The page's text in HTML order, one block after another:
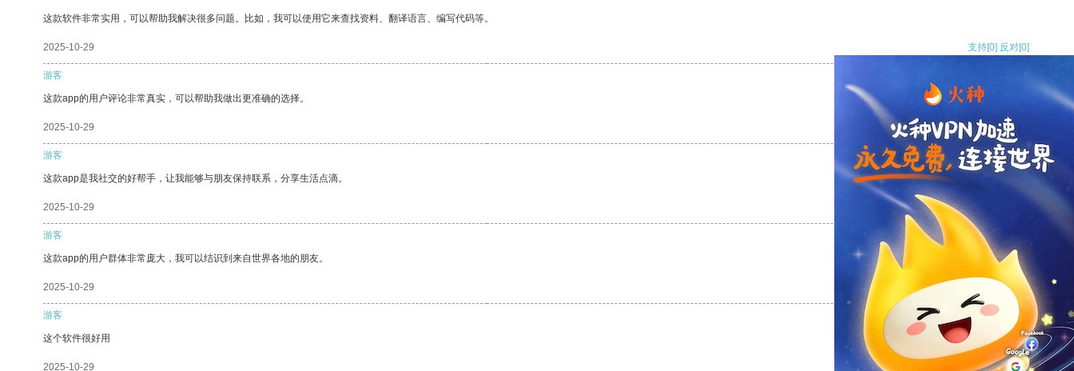
这款软件非常实用，可以帮助我解决很多问题。比如，我可以使用它来查找资料、翻译语言、编写代码等。
2025-10-29 支持[0] 反对[0]
游客
这款app的用户评论非常真实，可以帮助我做出更准确的选择。
2025-10-29 支持[0] 反对
游客
这款app是我社交的好帮手，让我能够与朋友保持联系，分享生活点滴。
2025-10-29 支持
游客
这款app的用户群体非常庞大，我可以结识到来自世界各地的朋友。
2025-10-29 反对 [0]
游客
这个软件很好用
2025-10-29 支持[0] 反对[0]